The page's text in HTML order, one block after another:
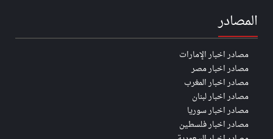
المصادر
مصادر اخبار الإمارات
مصادر اخبار مصر
مصادر اخبار المغرب
مصادر اخبار لبنان
مصادر اخبار سوريا
مصادر اخبار فلسطين